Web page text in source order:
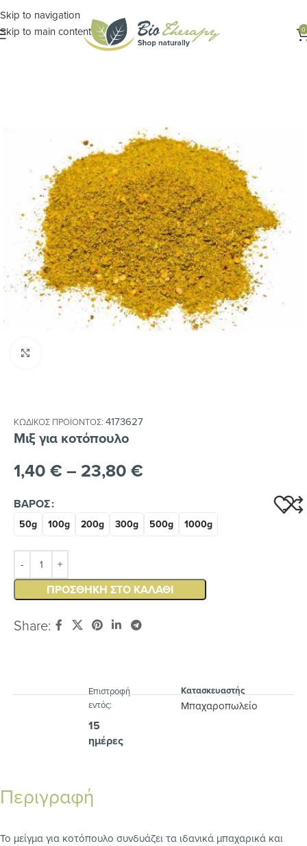
Skip to navigation
Skip to main content
0
Μιξ για κοτόπουλο
ΚΩΔΙΚΌΣ ΠΡΟΪΌΝΤΟΣ: 4173627
1,40€– 23,80€
ΒΆΡΟΣ
50g 100g 200g 300g 500g 1000g
ΠΡΟΣΘΉΚΗ ΣΤΟ ΚΑΛΆΘΙ
Share:
Eπιστροφή
εντός:
15
ημέρες
Κατασκευαστής
Μπαχαροπωλείο
Περιγραφή
Το μείγμα για κοτόπουλο συνδυάζει τα ιδανικά μπαχαρικά και